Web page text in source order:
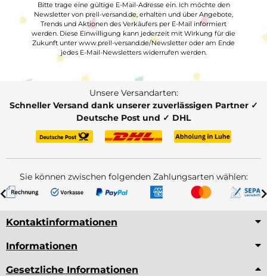
Bitte trage eine gültige E-Mail-Adresse ein. Ich möchte den
Newsletter von prell-versand.de, erhalten und über Angebote,
Trends und Aktionen des Verkäufers per E-Mail informiert
werden. Diese Einwilligung kann jederzeit mit Wirkung für die
Zukunft unter www.prell-versand.de/Newsletter oder am Ende
jedes E-Mail-Newsletters widerrufen werden.
Unsere Versandarten:
Schneller Versand dank unserer zuverlässigen Partner ✓
Deutsche Post und ✓ DHL
Sie können zwischen folgenden Zahlungsarten wählen:
Kontaktinformationen
Informationen
Gesetzliche Informationen